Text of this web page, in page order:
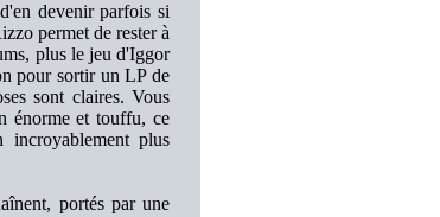
devenir parfois si
permet de rester à
plus le jeu d'Iggor
pour sortir un LP de
sont claires. Vous
énorme et touffu, ce
incroyablement plus
portés par une